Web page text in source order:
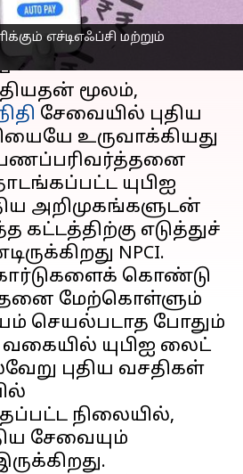
எச்டிஎஃப்சி மற்றும்
மூலம்,
சேவையில் புதிய
உருவாக்கியது
பணப்பரிவர்த்தனை
யுபிஐ
அறிமுகங்களுடன்
கட்டத்திற்கு எடுத்துச்
NPCI.
கார்டுகளைக் கொண்டு
மேற்கொள்ளும்
செயல்படாத போதும்
யுபிஐ லைட்
புதிய வசதிகள்
நிலையில்,
சேவையும்